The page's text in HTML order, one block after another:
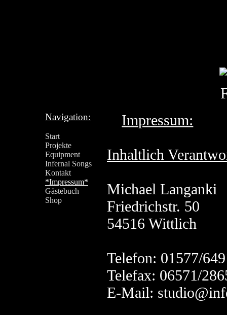
Navigation:
Start
Projekte
Equipment
Infernal Songs
Kontakt
*Impressum*
Gästebuch
Shop
Impressum:
Inhaltlich
Michael Langanki
Friedrichstr. 50
54516 Wittlich
Telefon: 01577/
Telefax: 06571/
E-Mail: